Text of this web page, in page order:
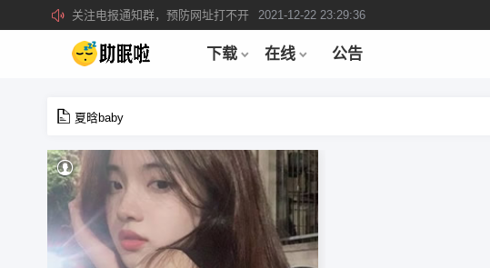
关注电报通知群，预防网址打不开
2021-12-22 23:29:36
所有注册用户记得每日来签到领取积分。
2019-04-01 22:39:39
下载 在线 公告
夏晗baby